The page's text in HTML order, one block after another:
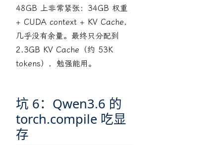
48GB 上非常紧张：34GB 权重
+ CUDA context + KV Cache，
几乎没有余量。最终只分配到
2.3GB KV Cache（约 53K
tokens），勉强能用。
坑 6：Qwen3.6 的
torch.compile 吃显
存